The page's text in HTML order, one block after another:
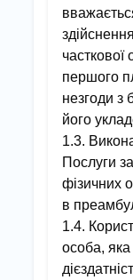
першого
незгоди з
його
1.3.
Послуги
фізичних
в
1.4.
особа,